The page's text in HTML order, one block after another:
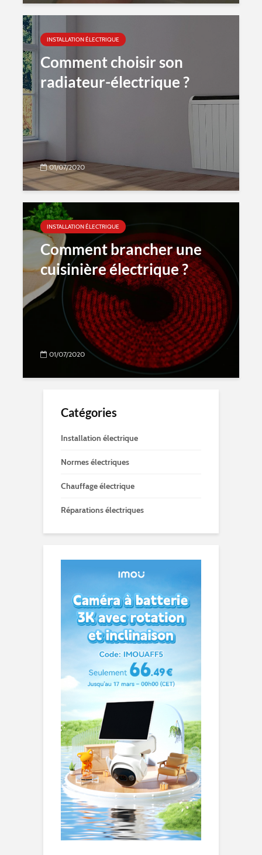
INSTALLATION ÉLECTRIQUE
Comment choisir son
radiateur-électrique ?
01/07/2020
INSTALLATION ÉLECTRIQUE
Comment brancher une
cuisinière électrique ?
01/07/2020
Catégories
Installation électrique
Normes électriques
Chauffage électrique
Réparations électriques